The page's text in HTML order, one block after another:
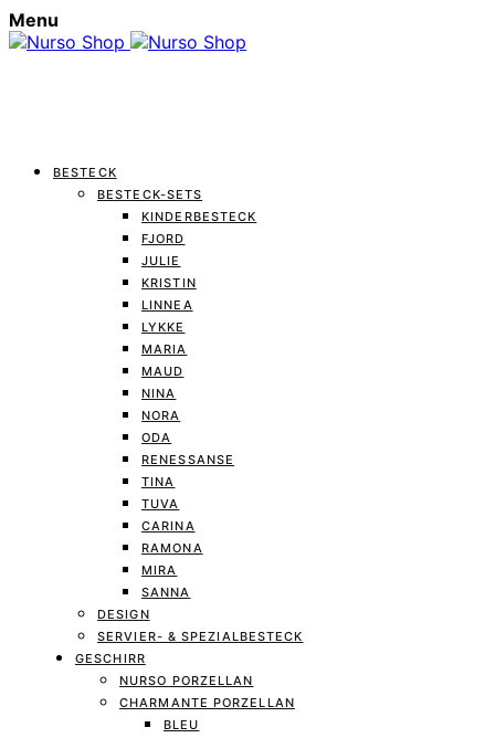
Menu
BESTECK
BESTECK-SETS
KINDERBESTECK
FJORD
JULIE
KRISTIN
LINNEA
LYKKE
MARIA
MAUD
NINA
NORA
ODA
RENESSANSE
TINA
TUVA
CARINA
RAMONA
MIRA
SANNA
DESIGN
SERVIER- & SPEZIALBESTECK
GESCHIRR
NURSO PORZELLAN
CHARMANTE PORZELLAN
BLEU